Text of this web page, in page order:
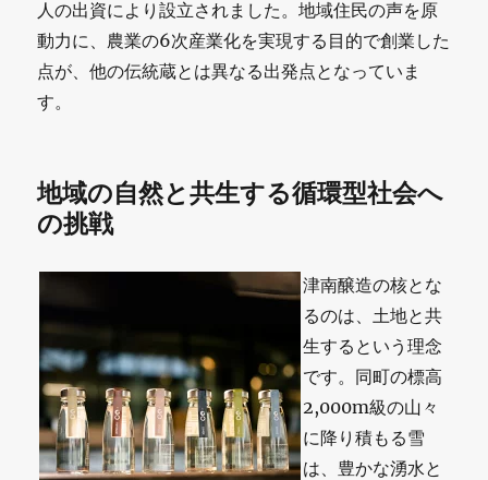
人の出資により設立されました。地域住民の声を原
動力に、農業の6次産業化を実現する目的で創業した
点が、他の伝統蔵とは異なる出発点となっていま
す。
地域の自然と共生する循環型社会へ
の挑戦
津南醸造の核とな
るのは、土地と共
生するという理念
です。同町の標高
2,000m級の山々
に降り積もる雪
は、豊かな湧水と